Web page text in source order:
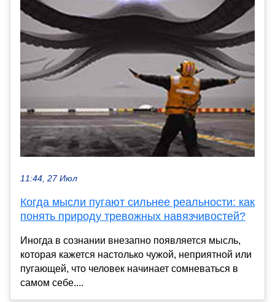
11:44, 27 Июл
Когда мысли пугают сильнее реальности: как
понять природу тревожных навязчивостей?
Иногда в сознании внезапно появляется мысль,
которая кажется настолько чужой, неприятной или
пугающей, что человек начинает сомневаться в
самом себе....